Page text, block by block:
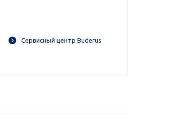
Сервисный центр Buderus